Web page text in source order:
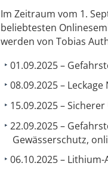
Im Zeitraum vom 1.
beliebtesten
werden von Tobias
01.09.2025 –
08.09.2025 –
15.09.2025 –
22.09.2025 –
Gewässerschutz,
06.10.2025 –